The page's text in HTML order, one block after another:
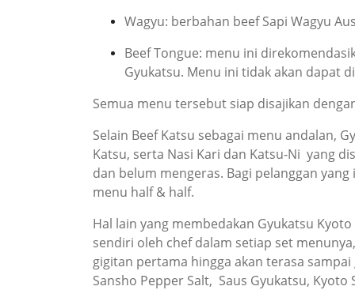
Wagyu: berbahan beef Sapi Wagyu
Beef Tongue: menu ini
Gyukatsu. Menu ini tidak akan dapat
Semua menu tersebut siap disajikan
Selain Beef Katsu sebagai menu andalan,
Katsu, serta Nasi Kari dan Katsu-Ni yang
dan belum mengeras. Bagi pelanggan
menu half & half.
Hal lain yang membedakan Gyukatsu
sendiri oleh chef dalam setiap set
gigitan pertama hingga akan terasa
Sansho Pepper Salt, Saus Gyukatsu, Kyoto